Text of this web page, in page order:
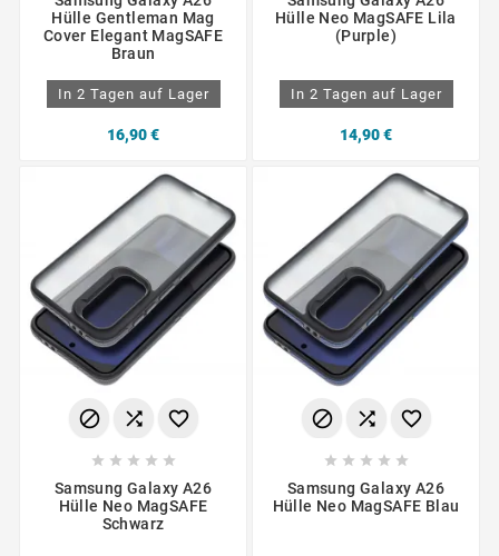
Hülle Gentleman Mag
Cover Elegant MagSAFE
Braun
In 2 Tagen auf Lager
16,90 €
Hülle Neo MagSAFE Lila
(Purple)
In 2 Tagen auf Lager
14,90 €
  
    
Samsung Galaxy A26
Hülle Neo MagSAFE
Schwarz
  
    
Samsung Galaxy A26
Hülle Neo MagSAFE Blau